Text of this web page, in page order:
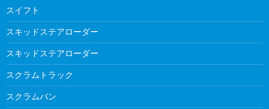
スイフト
スキッドステアローダー
スキッドステアローダー
スクラムトラック
スクラムバン